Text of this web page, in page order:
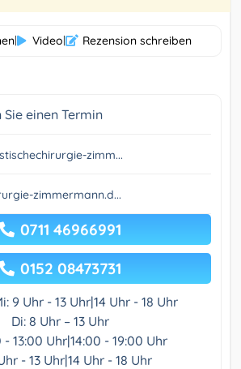
| Video| Rezension schreiben
einen Termin
zimm...
zimmermann.d...
0711 46966991
0152 08473731
9 Uhr - 13 Uhr|14 Uhr - 18 Uhr
Di: 8 Uhr – 13 Uhr
- 13:00 Uhr|14:00 - 19:00 Uhr
- 13 Uhr|14 Uhr - 18 Uhr